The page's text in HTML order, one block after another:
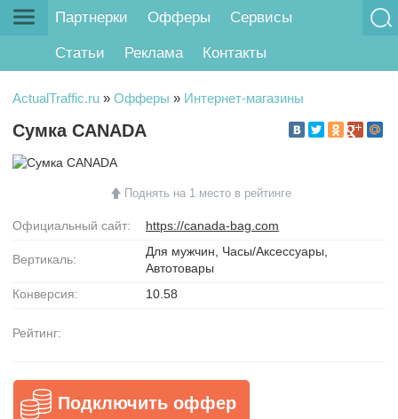
Партнерки Офферы Сервисы
Статьи Реклама Контакты
ActualTraffic.ru » Офферы » Интернет-магазины
Сумка CANADA
Поднять на 1 место в рейтинге
Официальный сайт: https://canada-bag.com
Вертикаль:
Для мужчин, Часы/Аксессуары,
Автотовары
Конверсия:
10.58
Рейтинг:
Подключить оффер